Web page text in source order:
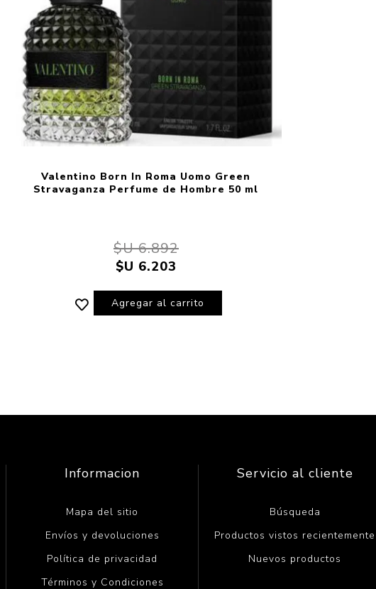
Valentino Born In Roma Uomo Green
Stravaganza Perfume de Hombre 50 ml
$U 6.892
$U 6.203
Agregar al carrito
Informacion
Mapa del sitio
Envíos y devoluciones
Política de privacidad
Términos y Condiciones
Servicio al cliente
Búsqueda
Productos vistos recientemente
Nuevos productos